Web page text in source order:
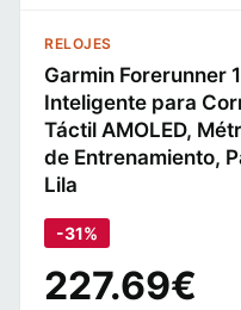
RELOJES
Garmin Forerunner
Inteligente para
Táctil AMOLED,
de Entrenamiento,
Lila
-31%
227.69€